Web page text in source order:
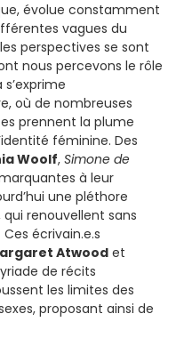
évolue constamment
vagues du
perspectives se sont
nous percevons le rôle
où de nombreuses
prennent la plume
féminine. Des
Woolf, Simone de
à leur
une pléthore
qui renouvellent sans
écrivain.e.s
Atwood et
de récits
les limites des
proposant ainsi de